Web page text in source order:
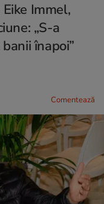
Immel,
„S-a
înapoi”
Comentează